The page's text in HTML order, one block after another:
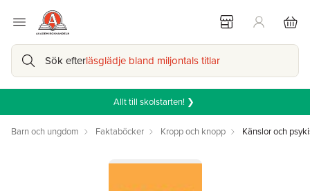
Sök efterläsglädje bland miljontals titlar
Allt till skolstarten! ❯
Barn och ungdom Faktaböcker Kropp och knopp Känslor och